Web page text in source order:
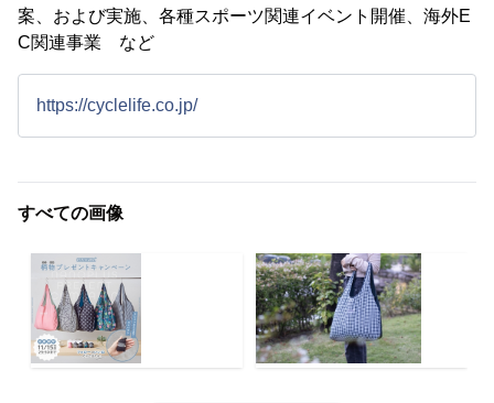
案、および実施、各種スポーツ関連イベント開催、海外E
C関連事業 など
https://cyclelife.co.jp/
すべての画像